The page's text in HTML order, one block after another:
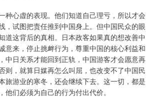
种心虚的表现。他们知道自己理亏，所以才会
，试图把责任推到中国身上。但中国民众的眼
道这背后的真相。日本政客如果真的想改善中
意来，停止挑衅行为，尊重中国的核心利益和
中日关系才能回到正轨，中国游客才会愿意再
则，就算日媒再怎么叫屈，也改变不了中国民
旅游业的寒冬，还会继续下去。这一切，都是
他们必须为自己的行为付出代价。